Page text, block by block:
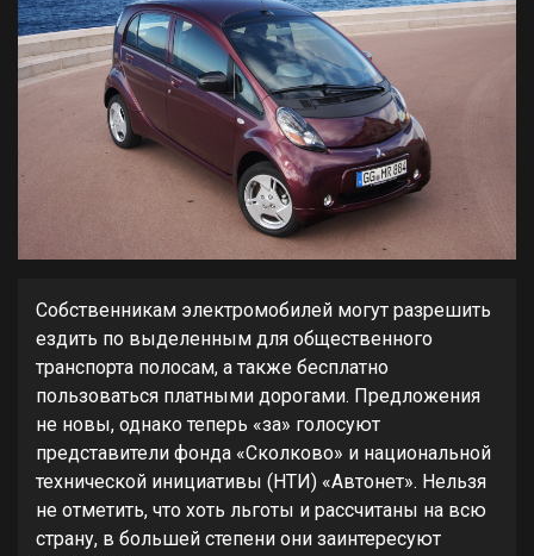
Собственникам электромобилей могут разрешить
ездить по выделенным для общественного
транспорта полосам, а также бесплатно
пользоваться платными дорогами. Предложения
не новы, однако теперь «за» голосуют
представители фонда «Сколково» и национальной
технической инициативы (НТИ) «Автонет». Нельзя
не отметить, что хоть льготы и рассчитаны на всю
страну, в большей степени они заинтересуют